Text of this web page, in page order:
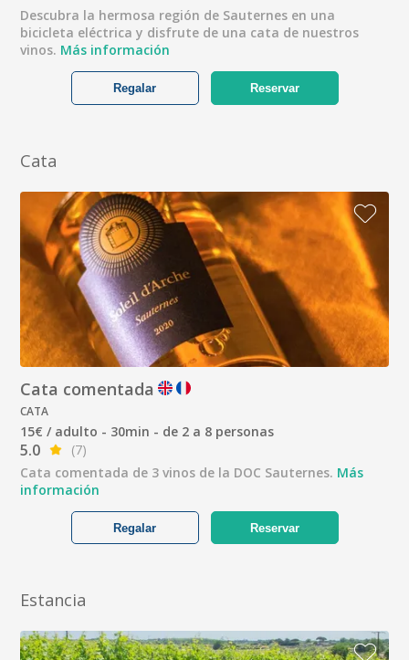
Descubra la hermosa región de Sauternes en una
bicicleta eléctrica y disfrute de una cata de nuestros
vinos. Más información
Reservar
Regalar
Cata
Cata comentada
CATA
15€ / adulto - 30min - de 2 a 8 personas
5.0
(7)
Cata comentada de 3 vinos de la DOC Sauternes. Más
información
Reservar
Regalar
Estancia